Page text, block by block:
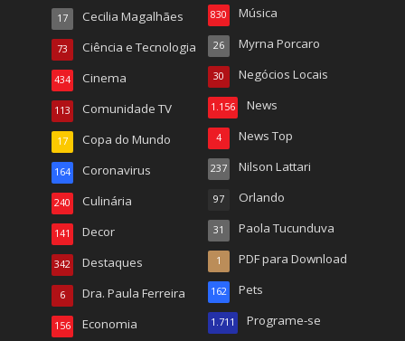
Cecilia Magalhães
17
Ciência e Tecnologia
73
Cinema
434
Comunidade TV
113
Copa do Mundo
17
Coronavirus
164
Culinária
240
Decor
141
Destaques
342
Dra. Paula Ferreira
6
Economia
156
Música
830
Myrna Porcaro
26
Negócios Locais
30
News
1.156
News Top
4
Nilson Lattari
237
Orlando
97
Paola Tucunduva
31
PDF para Download
1
Pets
162
Programe-se
1.711